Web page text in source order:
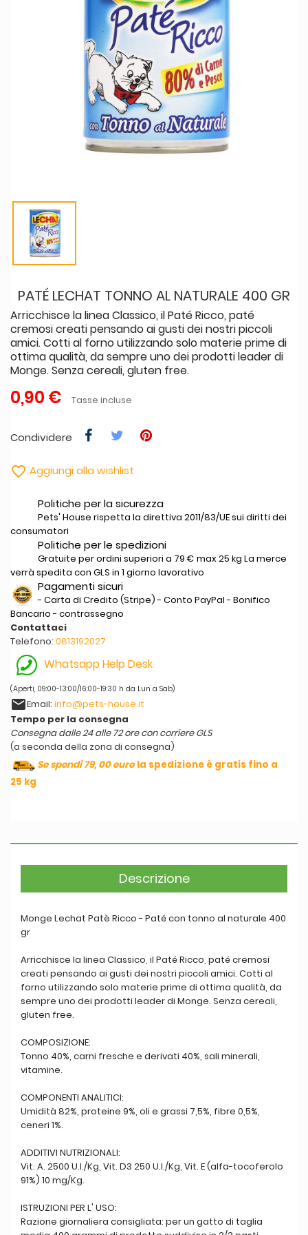
PATÉ LECHAT TONNO AL NATURALE 400 GR
Arricchisce la linea Classico, il Paté Ricco, paté
cremosi creati pensando ai gusti dei nostri piccoli
amici. Cotti al forno utilizzando solo materie prime di
ottima qualità, da sempre uno dei prodotti leader di
Monge. Senza cereali, gluten free.
0,90 € Tasse incluse
Condividere
 Aggiungi alla wishlist
Politiche per la sicurezza
Pets' House rispetta la direttiva 2011/83/UE sui diritti dei
consumatori
Politiche per le spedizioni
Gratuite per ordini superiori a 79 € max 25 kg La merce
verrà spedita con GLS in 1 giorno lavorativo
Pagamenti sicuri
- Carta di Credito (Stripe) - Conto PayPal - Bonifico
Bancario - contrassegno
Contattaci
Telefono: 0813192027
Whatsapp Help Desk
(Aperti, 09:00-13:00/16:00-19:30 h da Lun a Sab)
emailEmail: info@pets-house.it
Tempo per la consegna
Consegna dalle 24 alle 72 ore con corriere GLS
(a seconda della zona di consegna)
Se spendi 79, 00 eurola spedizione è gratis fino a
25 kg
Descrizione
Monge Lechat Patè Ricco - Paté con tonno al naturale 400
gr
Arricchisce la linea Classico, il Paté Ricco, paté cremosi
creati pensando ai gusti dei nostri piccoli amici. Cotti al
forno utilizzando solo materie prime di ottima qualità, da
sempre uno dei prodotti leader di Monge. Senza cereali,
gluten free.
COMPOSIZIONE:
Tonno 40%, carni fresche e derivati 40%, sali minerali,
vitamine.
COMPONENTI ANALITICI:
Umidità 82%, proteine 9%, oli e grassi 7,5%, fibre 0,5%,
ceneri 1%.
ADDITIVI NUTRIZIONALI:
Vit. A. 2500 U.I./Kg, Vit. D3 250 U.I./Kg, Vit. E (alfa-tocoferolo
91%) 10 mg/Kg.
ISTRUZIONI PER L' USO:
Razione giornaliera consigliata: per un gatto di taglia